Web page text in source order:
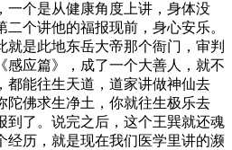
一个是从健康角度上讲，身体没
个讲他的福报现前，身心安乐。
就是此地东岳大帝那个衙门，审判
感应篇》，成了一个大善人，就不
都能往生天道，道家讲做神仙去
陀佛求生净土，你就往生极乐去
到了。说完之后，这个王巽就还魂
经历，就是现在我们医学里讲的濒